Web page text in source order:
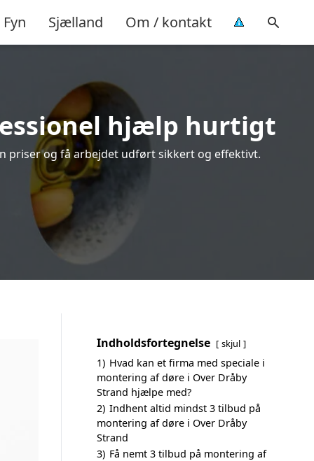
Fyn Sjælland Om / kontakt
hjælp hurtigt
priser og få arbejdet udført sikkert og effektivt.
Indholdsfortegnelse skjul
1) Hvad kan et firma med speciale i
montering af døre i Over Dråby
Strand hjælpe med?
2) Indhent altid mindst 3 tilbud på
montering af døre i Over Dråby
Strand
3) Få nemt 3 tilbud på montering af